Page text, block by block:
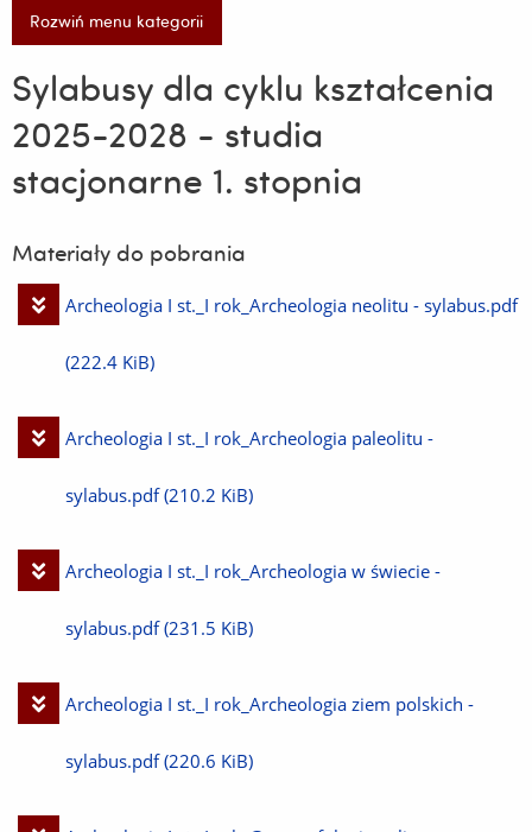
Rozwiń menu kategorii
Sylabusy dla cyklu kształcenia
2025-2028 - studia
stacjonarne 1. stopnia
Materiały do pobrania
Pobierz
plik
Archeologia I st._I rok_Archeologia neolitu - sylabus.pdf
(222.4 KiB)
Pobierz
plik
Archeologia I st._I rok_Archeologia paleolitu -
sylabus.pdf (210.2 KiB)
Pobierz
plik
Archeologia I st._I rok_Archeologia w świecie -
sylabus.pdf (231.5 KiB)
Pobierz
plik
Archeologia I st._I rok_Archeologia ziem polskich -
sylabus.pdf (220.6 KiB)